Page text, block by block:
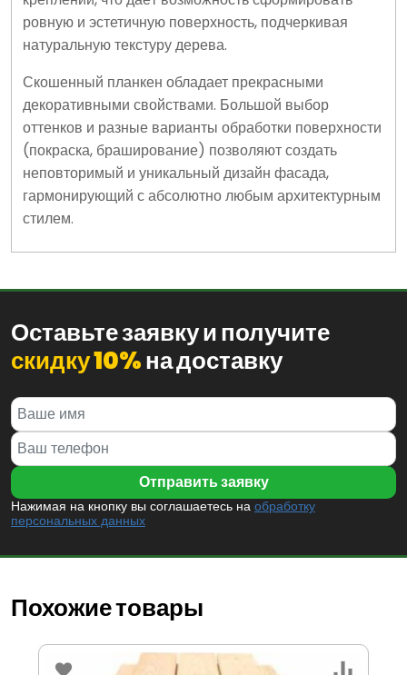
ровную и эстетичную поверхность, подчеркивая
натуральную текстуру дерева.
Скошенный планкен обладает прекрасными
декоративными свойствами. Большой выбор
оттенков и разные варианты обработки поверхности
(покраска, браширование) позволяют создать
неповторимый и уникальный дизайн фасада,
гармонирующий с абсолютно любым архитектурным
стилем.
Оставьте заявку и получите
скидку 10%на доставку
Нажимая на кнопку вы соглашаетесь на обработку
персональных данных
Похожие товары